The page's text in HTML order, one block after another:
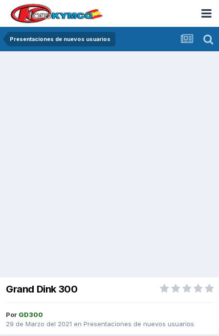
Presentaciones de nuevos usuarios
Grand Dink 300
Por GD300
29 de Marzo del 2021 en Presentaciones de nuevos usuarios